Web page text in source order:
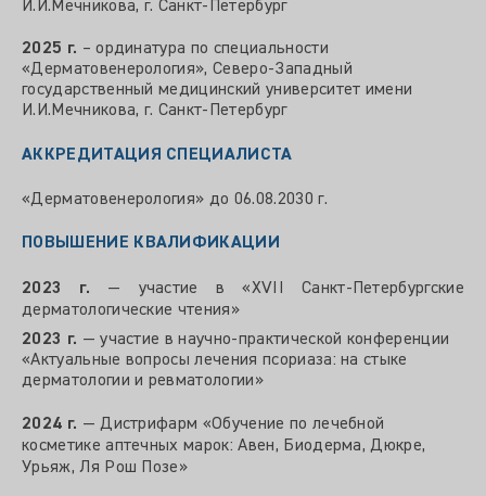
И.И.Мечникова, г. Санкт-Петербург
2025 г. – ординатура по специальности
«Дерматовенерология», Северо-Западный
государственный медицинский университет имени
И.И.Мечникова, г. Санкт-Петербург
АККРЕДИТАЦИЯ СПЕЦИАЛИСТА
«Дерматовенерология» до 06.08.2030 г.
ПОВЫШЕНИЕ КВАЛИФИКАЦИИ
2023 г. — участие в «XVII Санкт-Петербургские
дерматологические чтения»
2023 г. — участие в научно-практической конференции
«Актуальные вопросы лечения псориаза: на стыке
дерматологии и ревматологии»
2024 г. — Дистрифарм «Обучение по лечебной
косметике аптечных марок: Авен, Биодерма, Дюкре,
Урьяж, Ля Рош Позе»